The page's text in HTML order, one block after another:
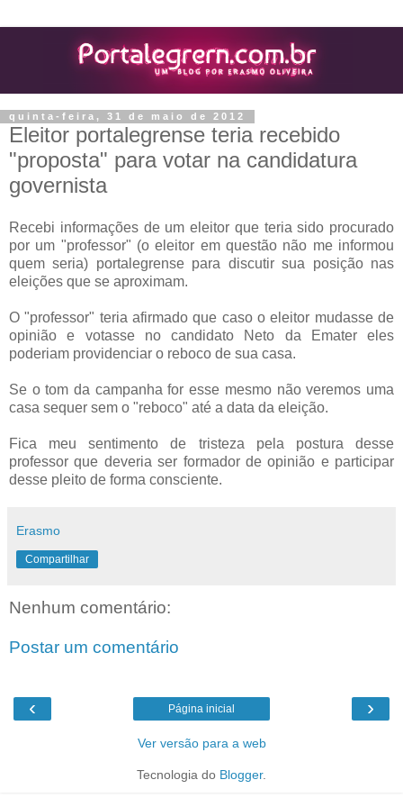
quinta-feira, 31 de maio de 2012
Eleitor portalegrense teria recebido
"proposta" para votar na candidatura
governista
Recebi informações de um eleitor que teria sido procurado
por um "professor" (o eleitor em questão não me informou
quem seria) portalegrense para discutir sua posição nas
eleições que se aproximam.
O "professor" teria afirmado que caso o eleitor mudasse de
opinião e votasse no candidato Neto da Emater eles
poderiam providenciar o reboco de sua casa.
Se o tom da campanha for esse mesmo não veremos uma
casa sequer sem o "reboco" até a data da eleição.
Fica meu sentimento de tristeza pela postura desse
professor que deveria ser formador de opinião e participar
desse pleito de forma consciente.
Erasmo
Compartilhar
Nenhum comentário:
Postar um comentário
‹ ›
Página inicial
Ver versão para a web
Tecnologia do Blogger.